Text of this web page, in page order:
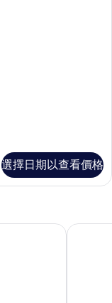
選擇日期以查看價格
貝斯特